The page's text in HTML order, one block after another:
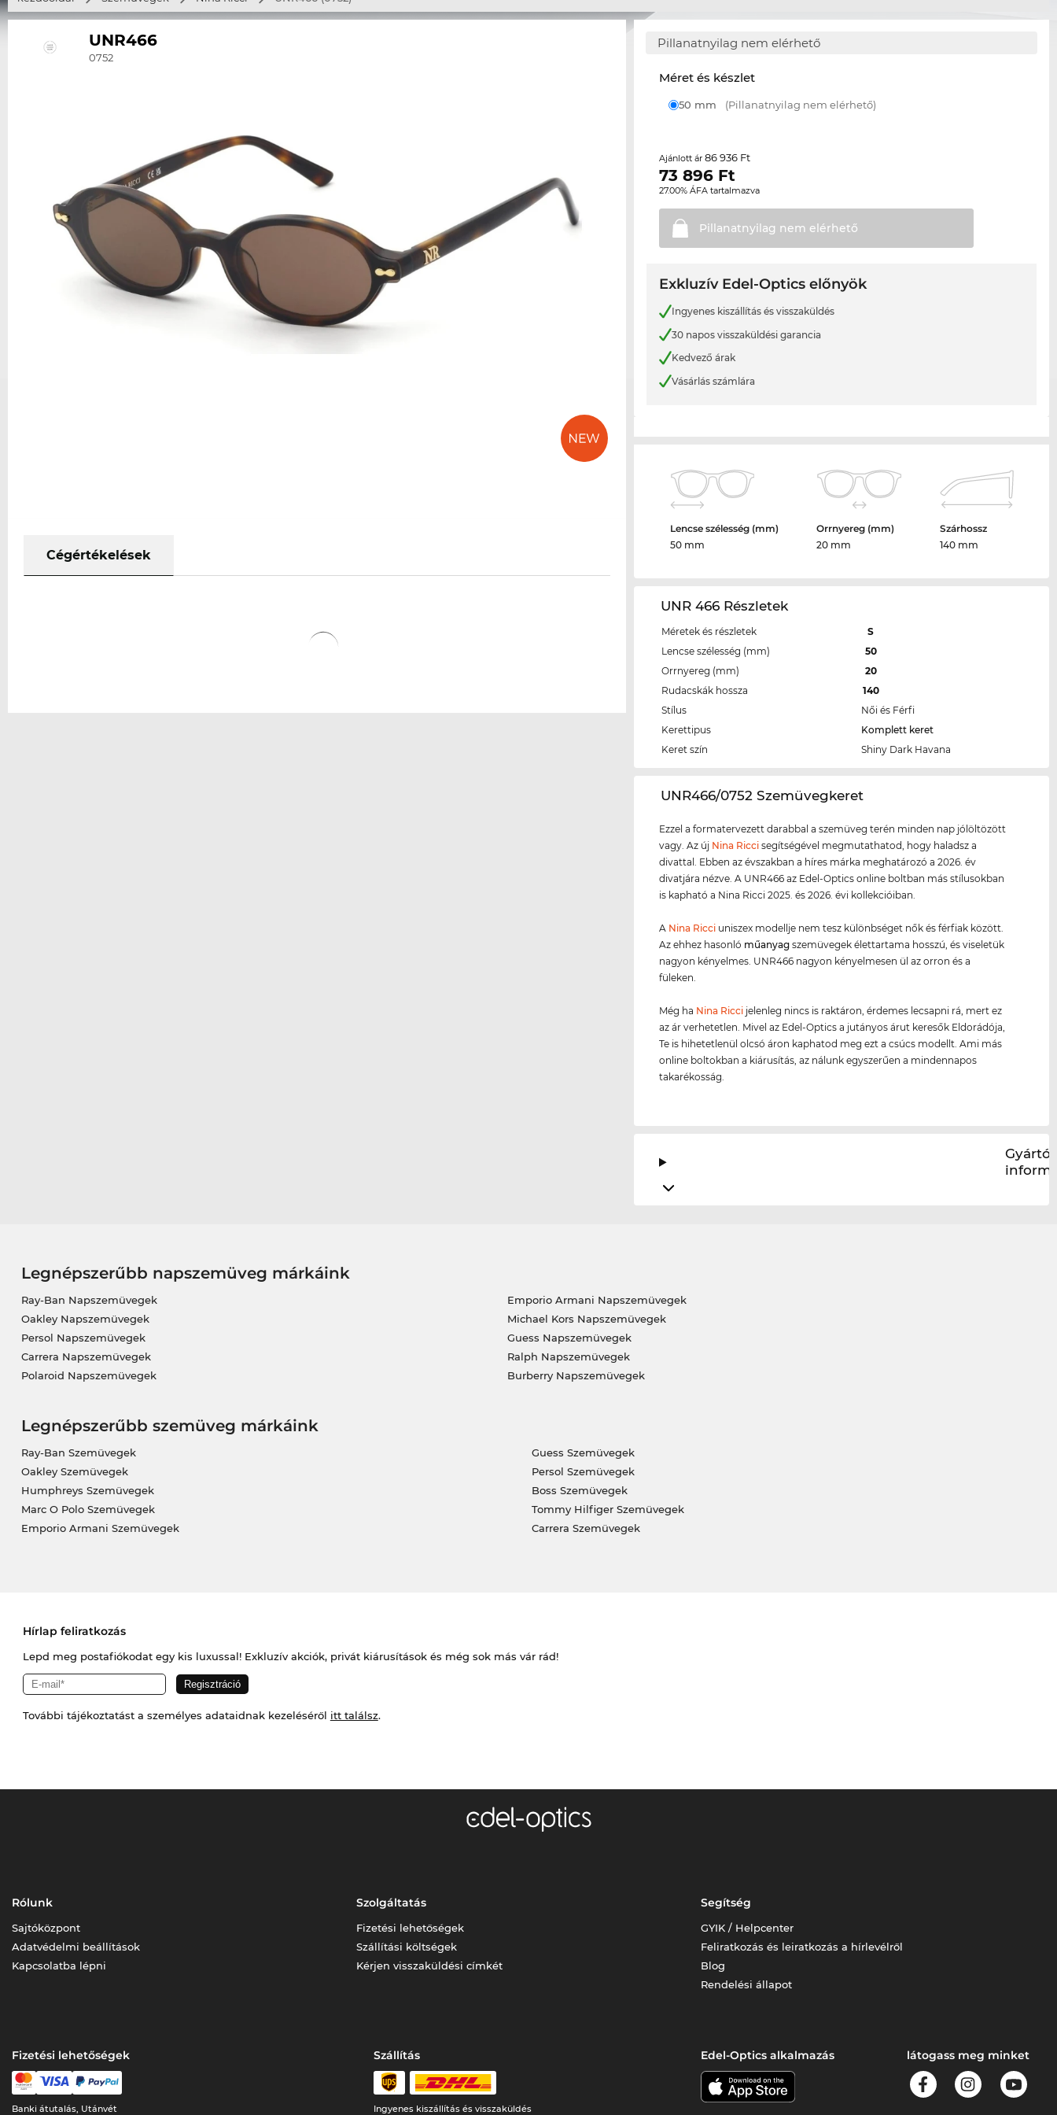
UNR466
0752
Cégértékelések
Pillanatnyilag nem elérhető
Méret és készlet
50 mm (Pillanatnyilag nem elérhető)
Ajánlott ár86 936 Ft
73 896 Ft
27.00% ÁFA tartalmazva
Pillanatnyilag nem elérhető
Exkluzív Edel-Optics előnyök
Ingyenes kiszállítás és visszaküldés
30 napos visszaküldési garancia
Kedvező árak
Vásárlás számlára
Lencse szélesség (mm)
50 mm
Orrnyereg (mm)
20 mm
Szárhossz
140 mm
UNR 466 Részletek
Méretek és részletek
S
Lencse szélesség (mm)
50
Orrnyereg (mm)
20
Rudacskák hossza
140
Stílus
Női és Férfi
Kerettipus
Komplett keret
Keret szín
Shiny Dark Havana
‌UNR466/0752 Szemüvegkeret
Ezzel a formatervezett darabbal a szemüveg terén minden nap jólöltözött
vagy. Az új Nina Ricci segítségével megmutathatod, hogy haladsz a
divattal. Ebben az évszakban a híres márka meghatározó a 2026. év
divatjára nézve. A UNR466 az Edel-Optics online boltban más stílusokban
is kapható a Nina Ricci 2025. és 2026. évi kollekcióiban.
A Nina Ricci uniszex modellje nem tesz különbséget nők és férfiak között.
Az ehhez hasonló műanyag szemüvegek élettartama hosszú, és viseletük
nagyon kényelmes. UNR466 nagyon kényelmesen ül az orron és a
füleken.
Még ha Nina Ricci jelenleg nincs is raktáron, érdemes lecsapni rá, mert ez
az ár verhetetlen. Mivel az Edel-Optics a jutányos árut keresők Eldorádója,
Te is hihetetlenül olcsó áron kaphatod meg ezt a csúcs modellt. Ami más
online boltokban a kiárusítás, az nálunk egyszerűen a mindennapos
takarékosság.
Gyártói
Legnépszerűbb napszemüveg márkáink
Ray-Ban Napszemüvegek
Oakley Napszemüvegek
Persol Napszemüvegek
Carrera Napszemüvegek
Polaroid Napszemüvegek
Emporio Armani Napszemüvegek
Michael Kors Napszemüvegek
Guess Napszemüvegek
Ralph Napszemüvegek
Burberry Napszemüvegek
Legnépszerűbb szemüveg márkáink
Ray-Ban Szemüvegek
Oakley Szemüvegek
Humphreys Szemüvegek
Marc O Polo Szemüvegek
Emporio Armani Szemüvegek
Guess Szemüvegek
Persol Szemüvegek
Boss Szemüvegek
Tommy Hilfiger Szemüvegek
Carrera Szemüvegek
Hírlap feliratkozás
Lepd meg postafiókodat egy kis luxussal! Exkluzív akciók, privát kiárusítások és még sok más vár rád!
További tájékoztatást a személyes adataidnak kezeléséről itt találsz.
Rólunk
Sajtóközpont
Adatvédelmi beállítások
Kapcsolatba lépni
Szolgáltatás
Fizetési lehetőségek
Szállítási költségek
Kérjen visszaküldési címkét
Segítség
GYIK / Helpcenter
Feliratkozás és leiratkozás a hírlevélről
Blog
Rendelési állapot
Fizetési lehetőségek
Banki átutalás, Utánvét
Szállítás
Ingyenes kiszállítás és visszaküldés
Edel-Optics alkalmazás látogass meg minket